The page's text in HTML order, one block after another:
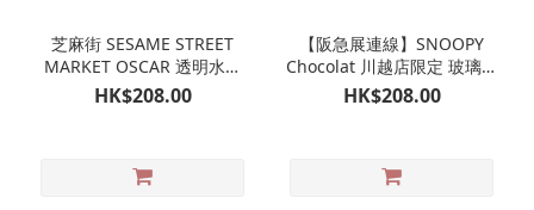
芝麻街 SESAME STREET
MARKET OSCAR 透明水杯
飲筒杯 吸管杯
HK$208.00
【阪急展連線】SNOOPY
Chocolat 川越店限定 玻璃杯
｜史努比巧克力專門店
HK$208.00